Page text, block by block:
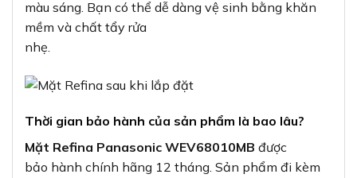
màu sáng. Bạn có thể dễ dàng vệ sinh bằng khăn
mềm và chất tẩy rửa
nhẹ.
Thời gian bảo hành của sản phẩm là bao lâu?
Mặt Refina Panasonic WEV68010MB được
bảo hành chính hãng 12 tháng. Sản phẩm đi kèm